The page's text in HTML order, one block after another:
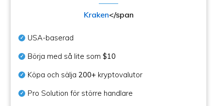
Kraken</span
USA-baserad
Börja med så lite som$10
Köpa och sälja200+ kryptovalutor
Pro Solution för större handlare